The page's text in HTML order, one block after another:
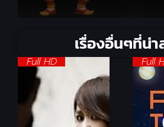
เรื่องอื่นๆที่น่า
Full HD Full